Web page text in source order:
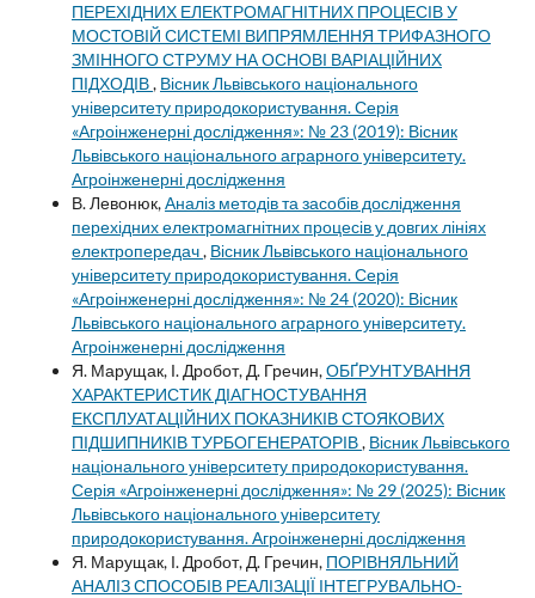
ПЕРЕХІДНИХ ЕЛЕКТРОМАГНІТНИХ ПРОЦЕСІВ У
МОСТОВІЙ СИСТЕМІ ВИПРЯМЛЕННЯ ТРИФАЗНОГО
ЗМІННОГО СТРУМУ НА ОСНОВІ ВАРІАЦІЙНИХ
ПІДХОДІВ, Вісник Львівського національного
університету природокористування. Серія
«Агроінженерні дослідження»: № 23 (2019): Вісник
Львівського національного аграрного університету.
Агроінженерні дослідження
В. Левонюк,Аналіз методів та засобів дослідження
перехідних електромагнітних процесів у довгих лініях
електропередач, Вісник Львівського національного
університету природокористування. Серія
«Агроінженерні дослідження»: № 24 (2020): Вісник
Львівського національного аграрного університету.
Агроінженерні дослідження
Я. Марущак, І. Дробот, Д. Гречин,ОБҐРУНТУВАННЯ
ХАРАКТЕРИСТИК ДІАГНОСТУВАННЯ
ЕКСПЛУАТАЦІЙНИХ ПОКАЗНИКІВ СТОЯКОВИХ
ПІДШИПНИКІВ ТУРБОГЕНЕРАТОРІВ, Вісник Львівського
національного університету природокористування.
Серія «Агроінженерні дослідження»: № 29 (2025): Вісник
Львівського національного університету
природокористування. Агроінженерні дослідження
Я. Марущак, І. Дробот, Д. Гречин, ПОРІВНЯЛЬНИЙ
АНАЛІЗ СПОСОБІВ РЕАЛІЗАЦІЇ ІНТЕГРУВАЛЬНО-